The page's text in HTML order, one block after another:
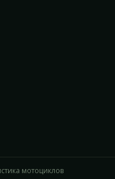
мотоциклов